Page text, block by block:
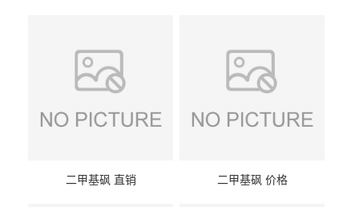
二甲基砜 直销 二甲基砜 价格